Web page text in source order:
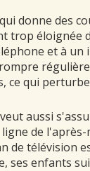
donne des
trop éloignée
et à un
ce qui
aussi
de
de télévision
ses enfants